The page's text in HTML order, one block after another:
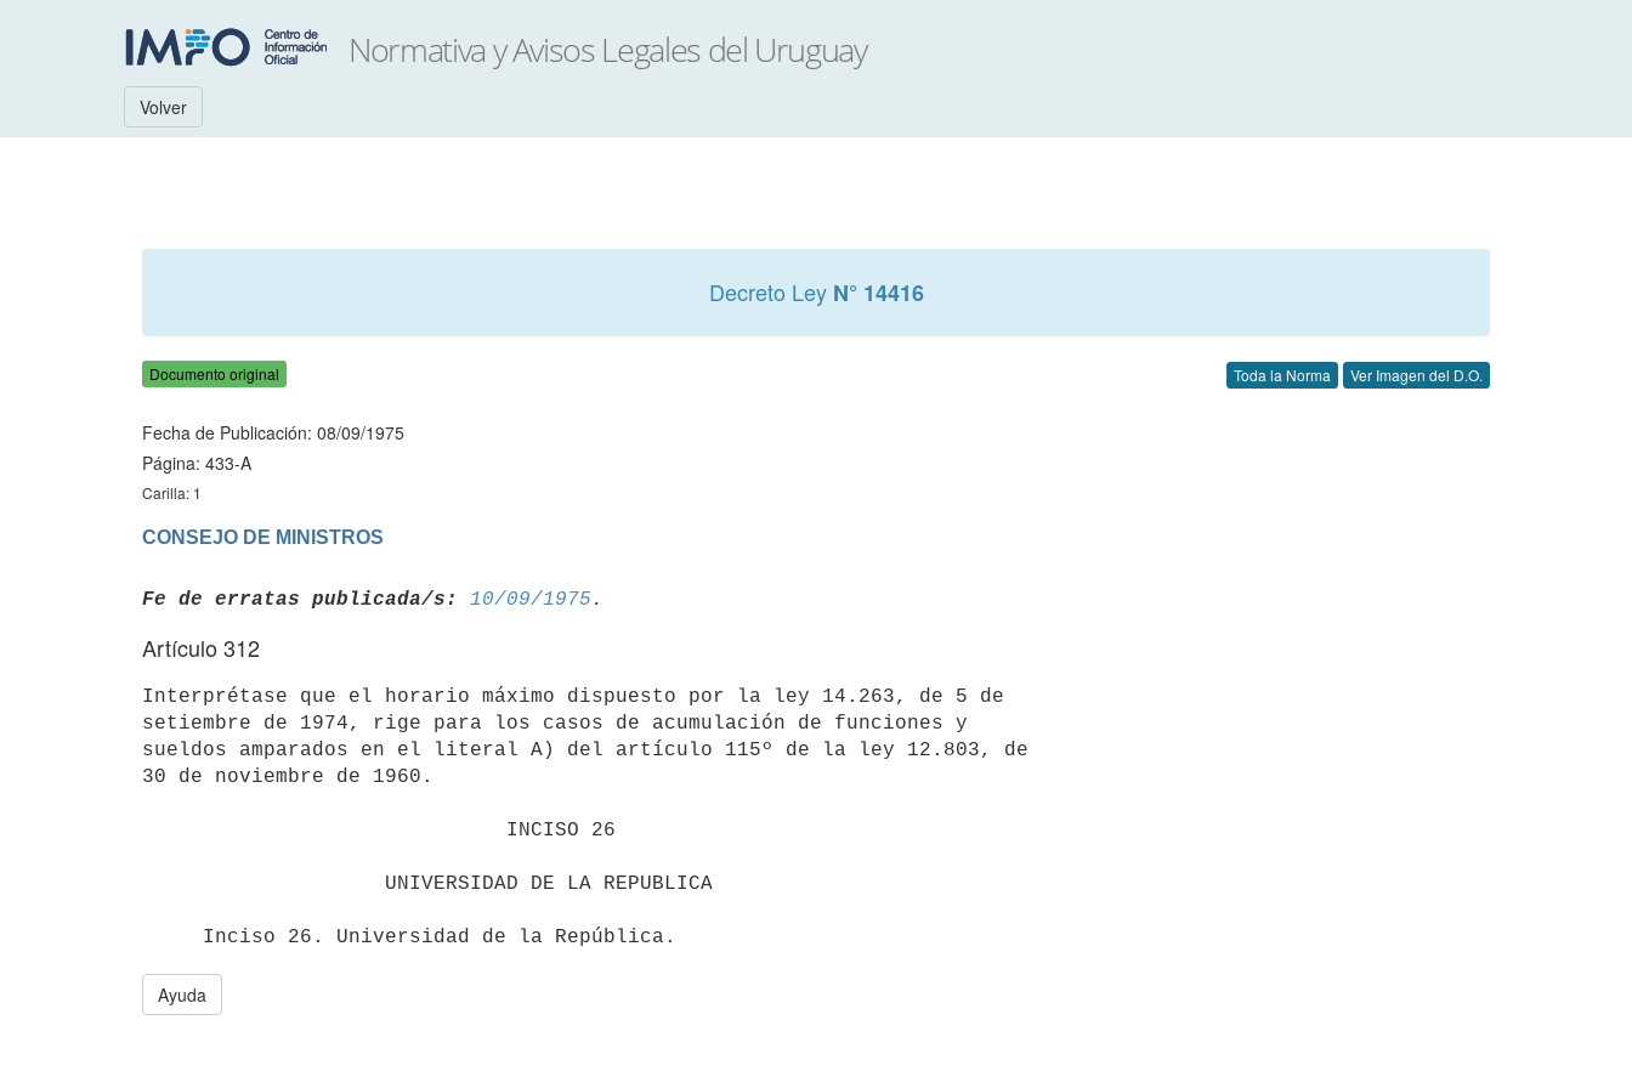
Volver
Decreto Ley N° 14416
Documento original Toda la Norma Ver Imagen del D.O.
Fecha de Publicación: 08/09/1975
Página: 433-A
Carilla: 1
CONSEJO DE MINISTROS
Fe de erratas publicada/s: 10/09/1975
Artículo 312
Interprétase que el horario máximo dispuesto por la ley 14.263, de 5 de
setiembre de 1974, rige para los casos de acumulación de funciones y
sueldos amparados en el literal A) del artículo 115º de la ley 12.803, de
30 de noviembre de 1960.
Ayuda